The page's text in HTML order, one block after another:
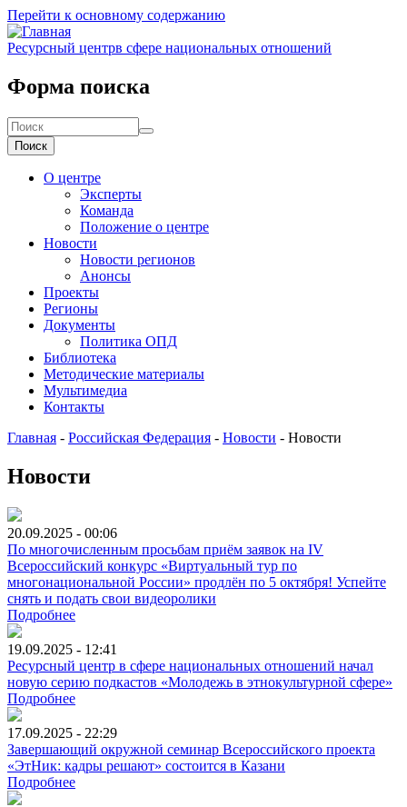
Перейти к основному содержанию
Ресурсный центрв сфере национальных отношений
Форма поиска
Поиск
О центре
Эксперты
Команда
Положение о центре
Новости
Новости регионов
Анонсы
Проекты
Регионы
Документы
Политика ОПД
Библиотека
Методические материалы
Мультимедиа
Контакты
Главная - Российская Федерация - Новости - Новости
Новости
20.09.2025 - 00:06
По многочисленным просьбам приём заявок на IV
Всероссийский конкурс «Виртуальный тур по
многонациональной России» продлён по 5 октября! Успейте
снять и подать свои видеоролики
Подробнее
19.09.2025 - 12:41
Ресурсный центр в сфере национальных отношений начал
новую серию подкастов «Молодежь в этнокультурной сфере»
Подробнее
17.09.2025 - 22:29
Завершающий окружной семинар Всероссийского проекта
«ЭтНик: кадры решают» состоится в Казани
Подробнее